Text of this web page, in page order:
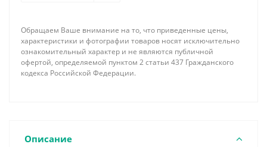
Обращаем Ваше внимание на то, что приведенные цены,
характеристики и фотографии товаров носят исключительно
ознакомительный характер и не являются публичной
офертой, определяемой пунктом 2 статьи 437 Гражданского
кодекса Российской Федерации.
Описание